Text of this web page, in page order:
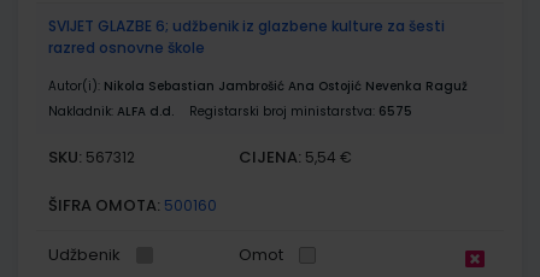
SVIJET GLAZBE 6; udžbenik iz glazbene kulture za šesti
razred osnovne škole
Autor(i): Nikola Sebastian Jambrošić Ana Ostojić Nevenka Raguž
Nakladnik: ALFA d.d. Registarski broj ministarstva: 6575
SKU: 567312 CIJENA: 5,54 €
ŠIFRA OMOTA: 500160
Udžbenik Omot